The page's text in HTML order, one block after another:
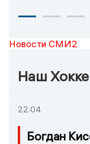
Новости СМИ2
Наш
22:04
Богдан